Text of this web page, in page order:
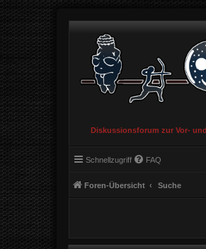
Diskussionsforum zur Vor-
Schnellzugriff FAQ
Foren-Übersicht Suche